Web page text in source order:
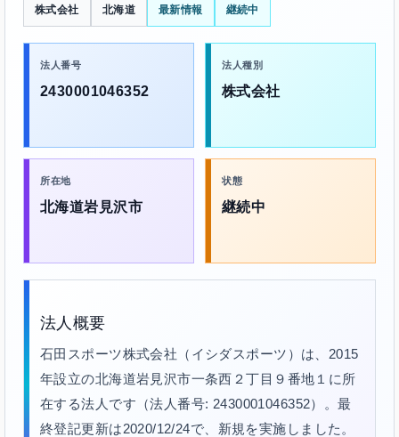
株式会社 北海道 最新情報 継続中
法人番号
2430001046352
法人種別
株式会社
所在地
北海道岩見沢市
状態
継続中
法人概要
石田スポーツ株式会社（イシダスポーツ）は、2015
年設立の北海道岩見沢市一条西２丁目９番地１に所
在する法人です（法人番号: 2430001046352）。最
終登記更新は2020/12/24で、新規を実施しました。